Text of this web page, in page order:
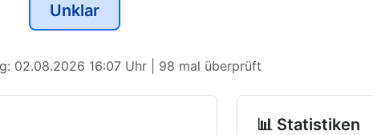
Unklar
02.08.2026 16:07 Uhr | 98 mal überprüft
📊 Statistiken